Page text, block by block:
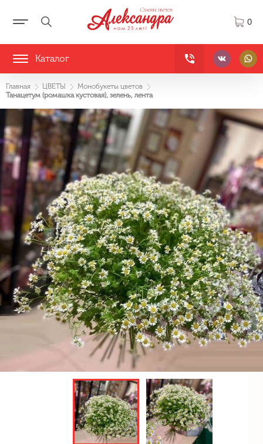
0
Каталог
Главная ЦВЕТЫ
Монобукеты цветов
Танацетум (ромашка кустовая), зелень, лента